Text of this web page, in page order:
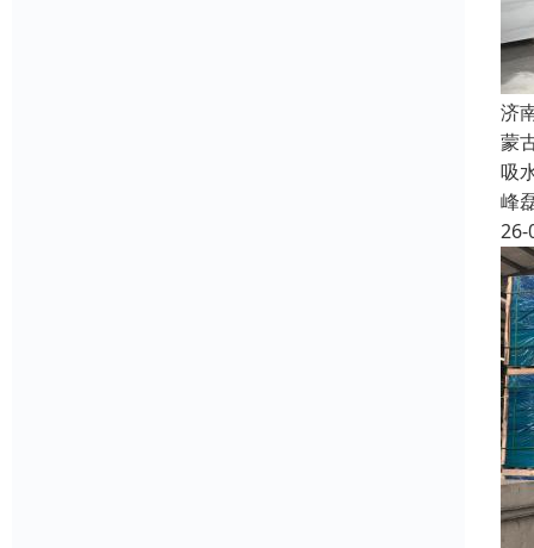
济
蒙
吸
峰
26-